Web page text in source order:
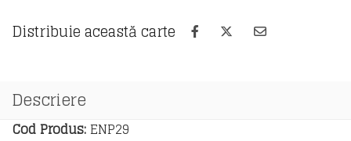
în
limba
Distribuie această carte
Descriere
Cod Produs: ENP29